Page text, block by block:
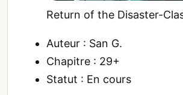
Return of the Disaster-
Auteur : San G.
Chapitre : 29+
Statut : En cours